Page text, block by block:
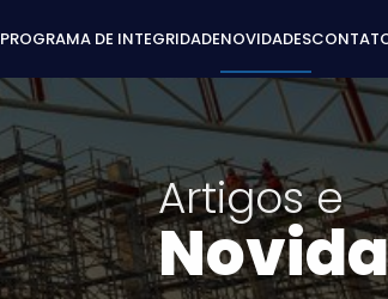
PROGRAMA DE INTEGRIDADENOVIDADES
Artigos e